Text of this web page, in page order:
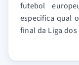
futebol
especifica qual
final da Liga dos